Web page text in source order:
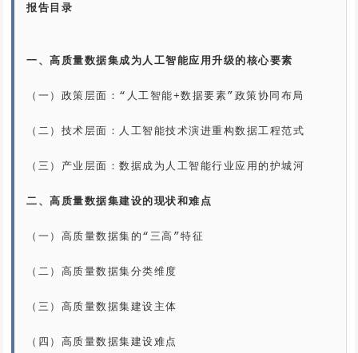
报告目录
一、高质量数据集成为人工智能应用升级的核心要素
（一）政策层面：“人工智能+数据要素”政策协同布局
（二）技术层面：人工智能技术演进重构数据工程范式
（三）产业层面：数据成为人工智能行业应用的护城河
二、高质量数据集建设的现状和难点
（一）高质量数据集的“三高”特征
（二）高质量数据集分类维度
（三）高质量数据集建设主体
（四）高质量数据集建设难点